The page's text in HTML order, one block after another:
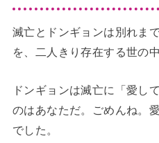
滅亡とドンギョンは別れま
を、二人きり存在する世の
ドンギョンは滅亡に「愛し
のはあなただ。ごめんね。
でした。